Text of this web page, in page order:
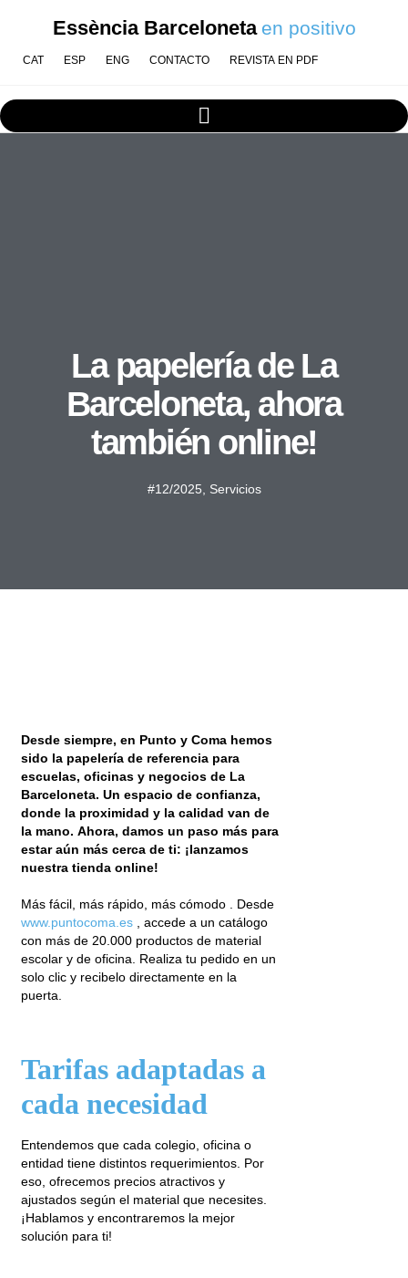
Essència Barceloneta en positivo
CAT ESP ENG CONTACTO REVISTA EN PDF
La papelería de La
Barceloneta, ahora
también online!
#12/2025 Servicios
Desde siempre, en Punto y Coma hemos
sido la papelería de referencia para
escuelas, oficinas y negocios de La
Barceloneta. Un espacio de confianza,
donde la proximidad y la calidad van de
la mano. Ahora, damos un paso más para
estar aún más cerca de ti: ¡lanzamos
nuestra tienda online!
Más fácil, más rápido, más cómodo . Desde
www.puntocoma.es
, accede a un catálogo
con más de 20.000 productos de material
escolar y de oficina. Realiza tu pedido en un
solo clic y recibelo directamente en la
puerta.
Tarifas adaptadas a
cada necesidad
Entendemos que cada colegio, oficina o
entidad tiene distintos requerimientos. Por
eso, ofrecemos precios atractivos y
ajustados según el material que necesites.
¡Hablamos y encontraremos la mejor
solución para ti!